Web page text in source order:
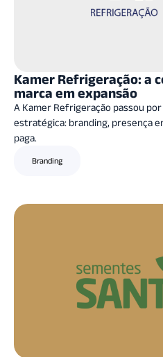
Kamer Refrigeração: a
marca em expansão
A Kamer Refrigeração passou
estratégica: branding, presença
paga.
Branding